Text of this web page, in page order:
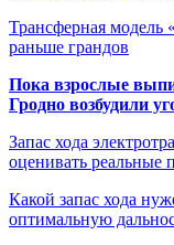
Трансферная модель
раньше грандов
Пока взрослые
Гродно возбудили
Запас хода
оценивать реальные
Какой запас хода
оптимальную